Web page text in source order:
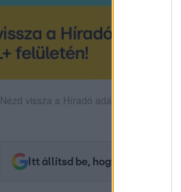
Nézd vissza a Híradó adásait az RTL+
Itt állítsd be, hogy az RTL.hu